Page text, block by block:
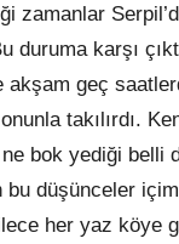
zamanlar
duruma karşı
geç
takılırdı.
ne bok yediği
düşünceler
her yaz köye